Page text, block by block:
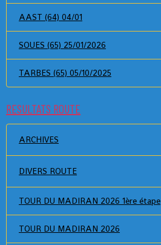
AAST (64) 04/01
SOUES (65) 25/01/2026
TARBES (65) 05/10/2025
RESULTATS ROUTE
ARCHIVES
DIVERS ROUTE
TOUR DU MADIRAN 2026 1ère étape
TOUR DU MADIRAN 2026